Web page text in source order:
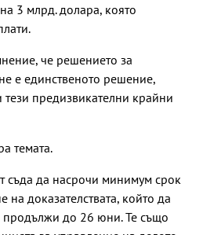
3 млрд. долара, която
че решението за
е единственото решение,
предизвикателни крайни
темата.
съда да насрочи минимум срок
на доказателствата, който да
до 26 юни. Те също